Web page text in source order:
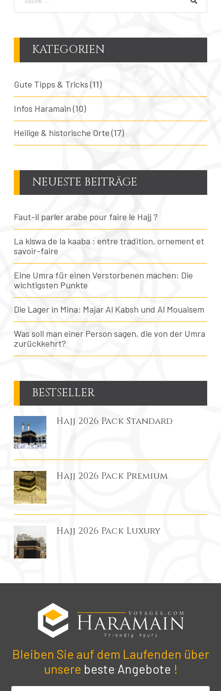
KATEGORIEN
Gute Tipps & Tricks(11)
Infos Haramain(10)
Heilige & historische Orte(17)
NEUESTE BEITRÄGE
Faut-il parler arabe pour faire le Hajj ?
La kiswa de la kaaba : entre tradition, ornement et
savoir-faire
Eine Umra für einen Verstorbenen machen: Die
wichtigsten Punkte
Die Lager in Mina: Majar Al Kabsh und Al Mouaisem
Was soll man einer Person sagen, die von der Umra
zurückkehrt?
BESTSELLER
Hajj 2026 Pack Standard
Hajj 2026 Pack Premium
Hajj 2026 Pack Luxury
Bleiben Sie auf dem Laufenden über
unsere beste Angebote !